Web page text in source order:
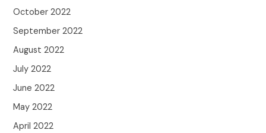
October 2022
September 2022
August 2022
July 2022
June 2022
May 2022
April 2022